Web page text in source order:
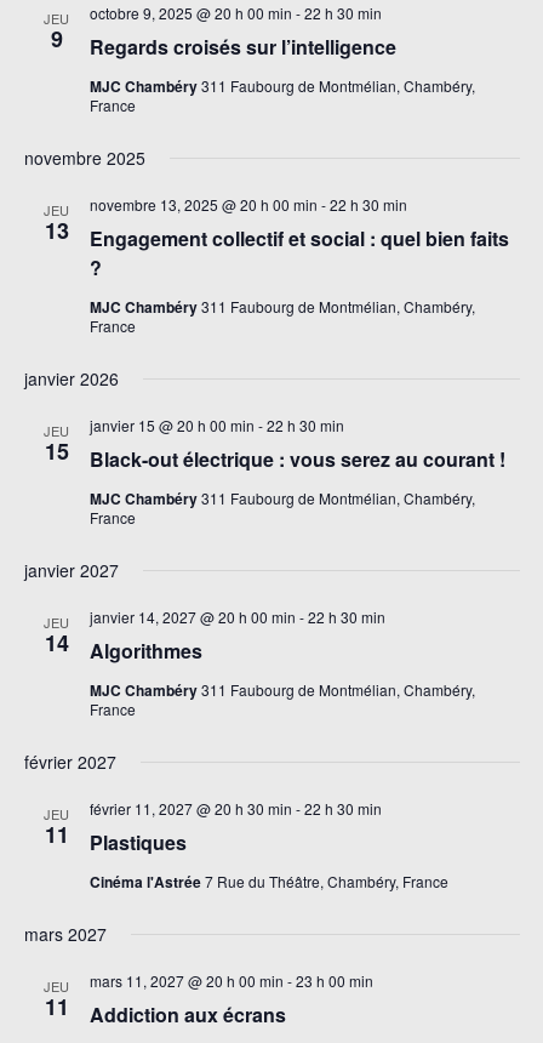
date.
JEU
9 Regards croisés sur l’intelligence
octobre 9, 2025 @ 20 h 00 min -22 h 30 min
MJC Chambéry311 Faubourg de Montmélian, Chambéry,
France
novembre 2025
JEU
13
Engagement collectif et social : quel bien faits
?
novembre 13, 2025 @ 20 h 00 min -22 h 30 min
MJC Chambéry311 Faubourg de Montmélian, Chambéry,
France
janvier 2026
JEU
15 Black-out électrique : vous serez au courant !
janvier 15 @ 20 h 00 min -22 h 30 min
MJC Chambéry311 Faubourg de Montmélian, Chambéry,
France
janvier 2027
JEU
14 Algorithmes
janvier 14, 2027 @ 20 h 00 min -22 h 30 min
MJC Chambéry311 Faubourg de Montmélian, Chambéry,
France
février 2027
JEU
11 Plastiques
février 11, 2027 @ 20 h 30 min -22 h 30 min
Cinéma l'Astrée7 Rue du Théâtre, Chambéry, France
mars 2027
JEU
11 Addiction aux écrans
mars 11, 2027 @ 20 h 00 min -23 h 00 min